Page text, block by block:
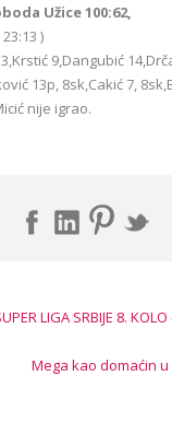
Užice 100:62,
)
9,Dangubić
13p, 8sk,Cakić 7,
nije igrao.
LIGA SRBIJE 8. KOLO
Mega kao domaćin